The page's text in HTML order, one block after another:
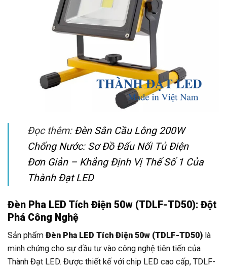
Đọc thêm: Đèn Sân Cầu Lông 200W
Chống Nước: Sơ Đồ Đấu Nối Tủ Điện
Đơn Giản – Khẳng Định Vị Thế Số 1 Của
Thành Đạt LED
Đèn Pha LED Tích Điện 50w (TDLF-TD50): Đột
Phá Công Nghệ
Sản phẩm Đèn Pha LED Tích Điện 50w (TDLF-TD50) là
minh chứng cho sự đầu tư vào công nghệ tiên tiến của
Thành Đạt LED. Được thiết kế với chip LED cao cấp, TDLF-